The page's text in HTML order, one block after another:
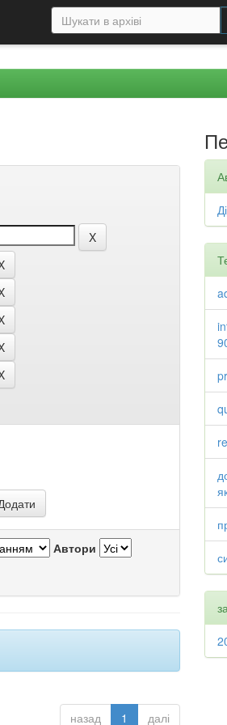
Автори
назад 1 далі